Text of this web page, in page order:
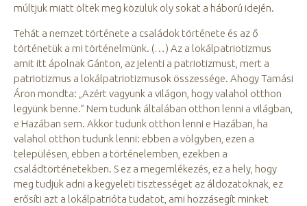
múltjuk miatt öltek meg közülük oly sokat a háború idején.
Tehát a nemzet története a családok története és az ő
történetük a mi történelmünk. (…) Az a lokálpatriotizmus
amit itt ápolnak Gánton, az jelenti a patriotizmust, mert a
patriotizmus a lokálpatriotizmusok összessége. Ahogy Tamási
Áron mondta: „Azért vagyunk a világon, hogy valahol otthon
legyünk benne.” Nem tudunk általában otthon lenni a világban,
e Hazában sem. Akkor tudunk otthon lenni e Hazában, ha
valahol otthon tudunk lenni: ebben a völgyben, ezen a
településen, ebben a történelemben, ezekben a
családtörténetekben. S ez a megemlékezés, ez a hely, hogy
meg tudjuk adni a kegyeleti tisztességet az áldozatoknak, ez
erősíti azt a lokálpatrióta tudatot, ami hozzásegít minket